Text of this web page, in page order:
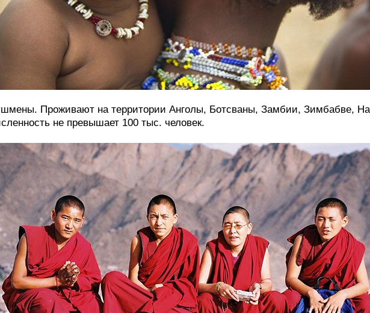
Проживают на территории Анголы, Ботсваны, Замбии, Зимбабве,
не превышает 100 тыс. человек.